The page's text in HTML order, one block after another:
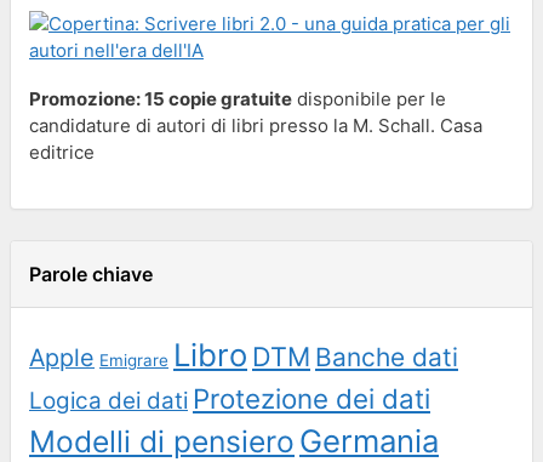
Promozione: 15 copie gratuite disponibile per le
candidature di autori di libri presso la M. Schall. Casa
editrice
Parole chiave
Apple Emigrare Libro DTM Banche dati
Logica dei dati Protezione dei dati
Modelli di pensiero Germania